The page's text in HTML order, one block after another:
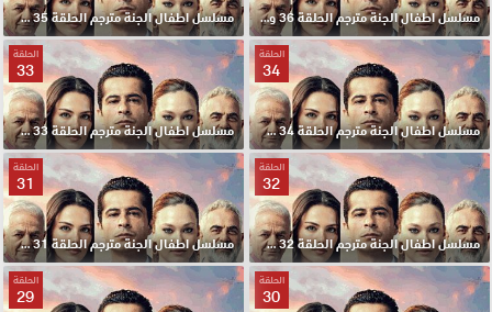
مسلسل اطفال الجنة مترجم الحلقة 36 والاخيرة HD مسلسل اطفال الجنة مترجم الحلقة 35 HD
الحلقة
34
مسلسل اطفال الجنة مترجم الحلقة 34 HD
الحلقة
33
مسلسل اطفال الجنة مترجم الحلقة 33 HD
الحلقة
32
مسلسل اطفال الجنة مترجم الحلقة 32 HD
الحلقة
31
مسلسل اطفال الجنة مترجم الحلقة 31 HD
الحلقة
30
الحلقة
29